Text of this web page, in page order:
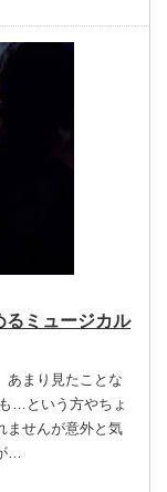
るミュージカル
あまり見たことな
…という方やちょ
ませんが意外と気
…